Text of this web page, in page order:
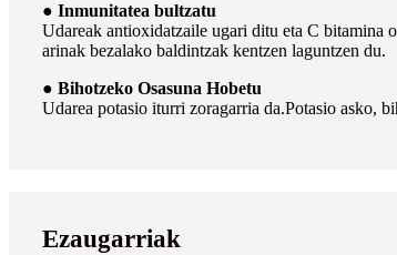
● Inmunitatea bultzatu
Udareak antioxidatzaile ugari ditu eta C bitamina
arinak bezalako baldintzak kentzen laguntzen du.
● Bihotzeko Osasuna Hobetu
Udarea potasio iturri zoragarria da.Potasio asko,
Ezaugarriak